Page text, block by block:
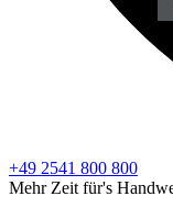
+49 2541 800 800
Mehr Zeit für's